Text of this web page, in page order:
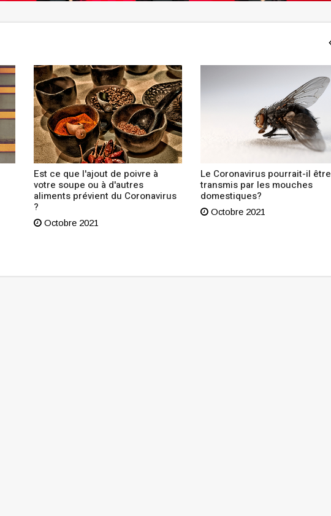
Est ce que l'ajout de poivre à
votre soupe ou à d'autres
aliments prévient du Coronavirus
?
Octobre 2021
Le Coronavirus pourrait-il être
transmis par les mouches
domestiques?
Octobre 2021